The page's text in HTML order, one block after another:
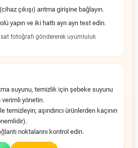
(cihaz çıkışı) arıtma girişine bağlayın.
yapın ve iki hattı ayrı ayrı test edin.
fotoğrafı göndererek uyumluluk
suyunu, temizlik için şebeke suyunu
verimli yönetin.
temizleyin; aşındırıcı ürünlerden kaçının
noktalarını kontrol edin.